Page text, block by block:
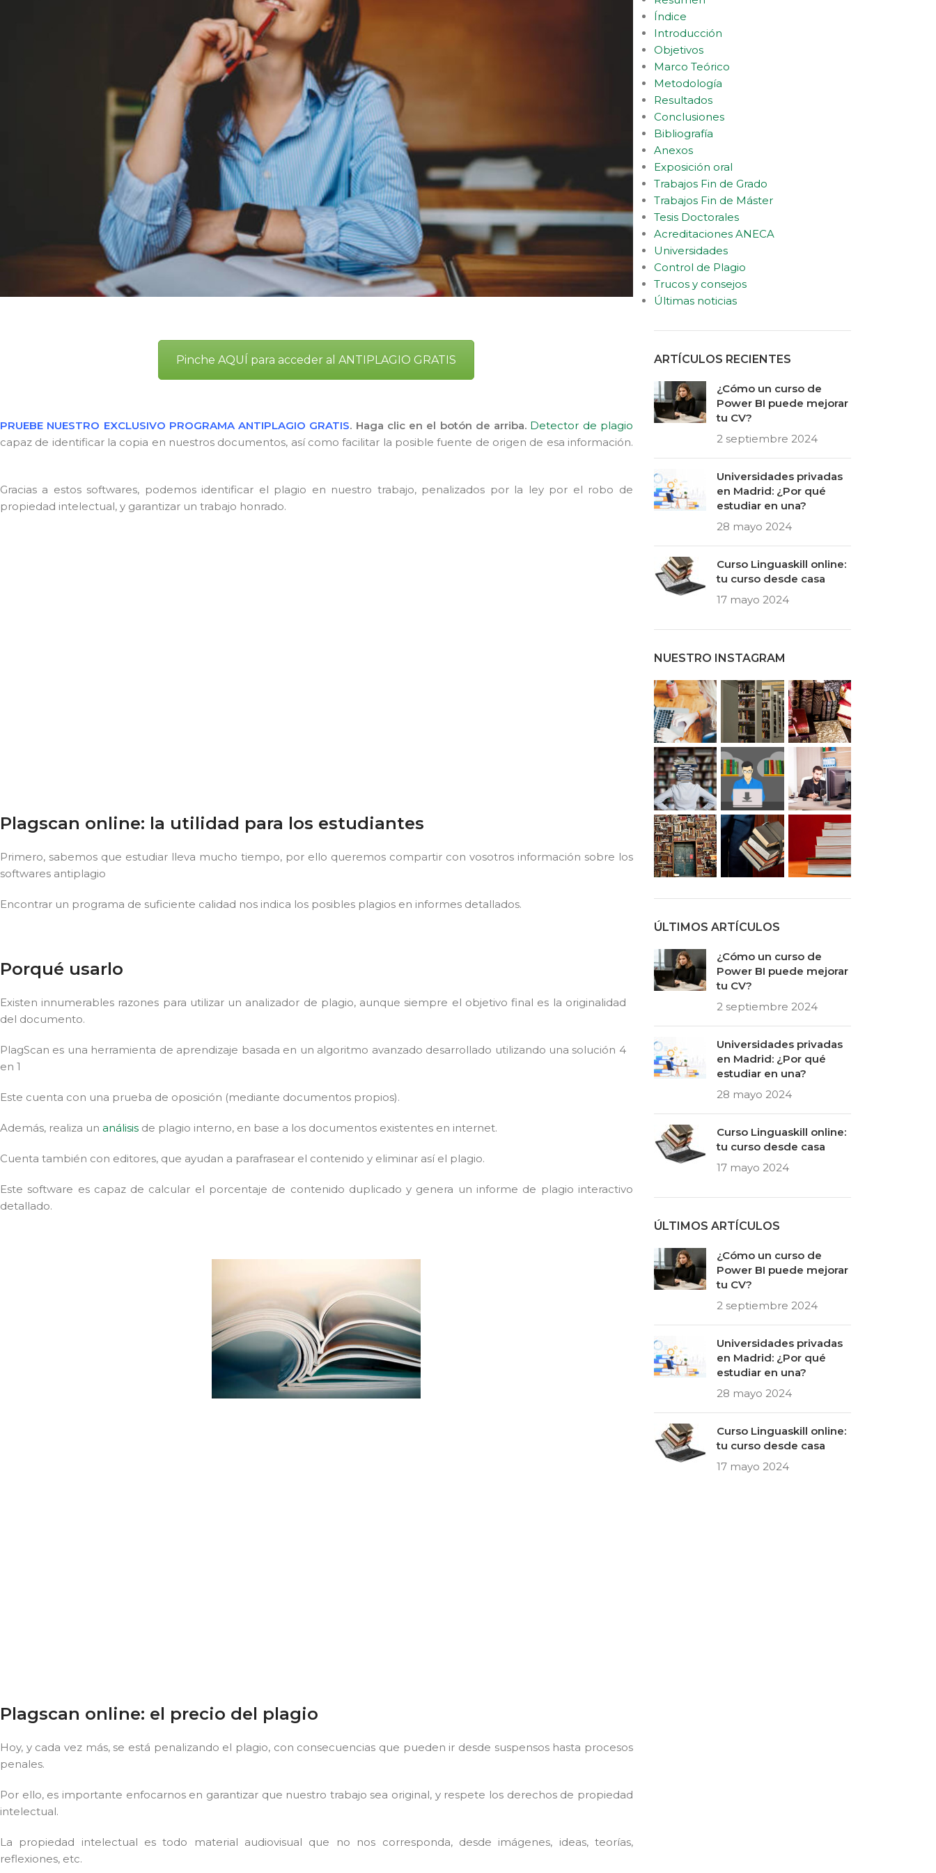
Pinche AQUÍ para acceder al ANTIPLAGIO GRATIS
PRUEBE NUESTRO EXCLUSIVO PROGRAMA ANTIPLAGIO GRATIS. Haga clic en el botón de arriba. Detector de plagio
capaz de identificar la copia en nuestros documentos, así como facilitar la posible fuente de origen de esa información.
Gracias a estos softwares, podemos identificar el plagio en nuestro trabajo, penalizados por la ley por el robo de
propiedad intelectual, y garantizar un trabajo honrado.
Plagscan online: la utilidad para los estudiantes
Primero, sabemos que estudiar lleva mucho tiempo, por ello queremos compartir con vosotros información sobre los
softwares antiplagio
Encontrar un programa de suficiente calidad nos indica los posibles plagios en informes detallados.
Porqué usarlo
Existen innumerables razones para utilizar un analizador de plagio, aunque siempre el objetivo final es la originalidad
del documento.
PlagScan es una herramienta de aprendizaje basada en un algoritmo avanzado desarrollado utilizando una solución 4
en 1
Este cuenta con una prueba de oposición (mediante documentos propios).
Además, realiza un análisis de plagio interno, en base a los documentos existentes en internet.
Cuenta también con editores, que ayudan a parafrasear el contenido y eliminar así el plagio.
Este software es capaz de calcular el porcentaje de contenido duplicado y genera un informe de plagio interactivo
detallado.
Plagscan online: el precio del plagio
Hoy, y cada vez más, se está penalizando el plagio, con consecuencias que pueden ir desde suspensos hasta procesos
penales.
Por ello, es importante enfocarnos en garantizar que nuestro trabajo sea original, y respete los derechos de propiedad
intelectual.
La propiedad intelectual es todo material audiovisual que no nos corresponda, desde imágenes, ideas, teorías,
reflexiones, etc.
Índice
Introducción
Objetivos
Marco Teórico
Metodología
Resultados
Conclusiones
Bibliografía
Anexos
Exposición oral
Trabajos Fin de Grado
Trabajos Fin de Máster
Tesis Doctorales
Acreditaciones ANECA
Universidades
Control de Plagio
Trucos y consejos
Últimas noticias
ARTÍCULOS RECIENTES
¿Cómo un curso de
Power BI puede mejorar
tu CV?
2 septiembre 2024
Universidades privadas
en Madrid: ¿Por qué
estudiar en una?
28 mayo 2024
Curso Linguaskill online:
tu curso desde casa
17 mayo 2024
NUESTRO INSTAGRAM
ÚLTIMOS ARTÍCULOS
¿Cómo un curso de
Power BI puede mejorar
tu CV?
2 septiembre 2024
Universidades privadas
en Madrid: ¿Por qué
estudiar en una?
28 mayo 2024
Curso Linguaskill online:
tu curso desde casa
17 mayo 2024
ÚLTIMOS ARTÍCULOS
¿Cómo un curso de
Power BI puede mejorar
tu CV?
2 septiembre 2024
Universidades privadas
en Madrid: ¿Por qué
estudiar en una?
28 mayo 2024
Curso Linguaskill online:
tu curso desde casa
17 mayo 2024